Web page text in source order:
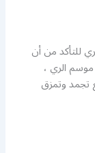
من أن
الري ،
تجمد وتمزق